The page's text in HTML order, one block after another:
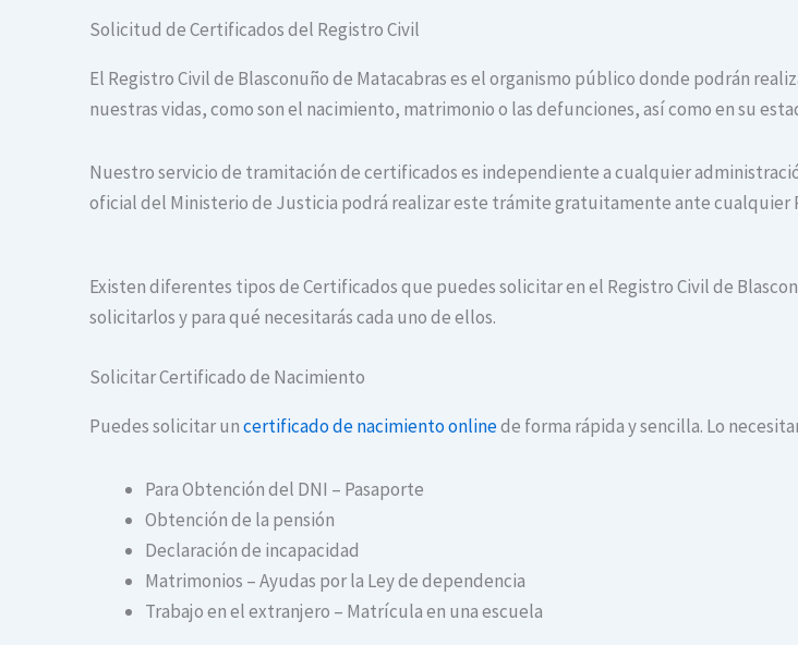
Solicitud de Certificados del Registro Civil
El Registro Civil de Blasconuño de Matacabras es el organismo público donde podrán
nuestras vidas, como son el nacimiento, matrimonio o las defunciones, así como en su
Nuestro servicio de tramitación de certificados es independiente a cualquier
oficial del Ministerio de Justicia podrá realizar este trámite gratuitamente ante cualquier
Existen diferentes tipos de Certificados que puedes solicitar en el Registro Civil de
solicitarlos y para qué necesitarás cada uno de ellos.
Solicitar Certificado de Nacimiento
Puedes solicitar uncertificado de nacimiento onlinede forma rápida y sencilla. Lo
Para Obtención del DNI – Pasaporte
Obtención de la pensión
Declaración de incapacidad
Matrimonios – Ayudas por la Ley de dependencia
Trabajo en el extranjero – Matrícula en una escuela